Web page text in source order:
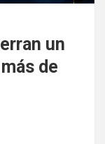
un
de